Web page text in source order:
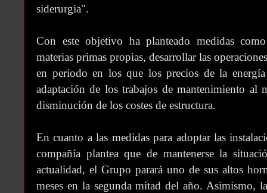
siderurgia".
Con este objetivo ha planteado medidas
materias primas propias, desarrollar las
en periodo en los que los precios de la energía
adaptación de los trabajos de mantenimiento
disminución de los costes de estructura.
En cuanto a las medidas para adoptar las
compañía plantea que de mantenerse la
actualidad, el Grupo parará uno de sus altos
meses en la segunda mitad del año. Asimismo,